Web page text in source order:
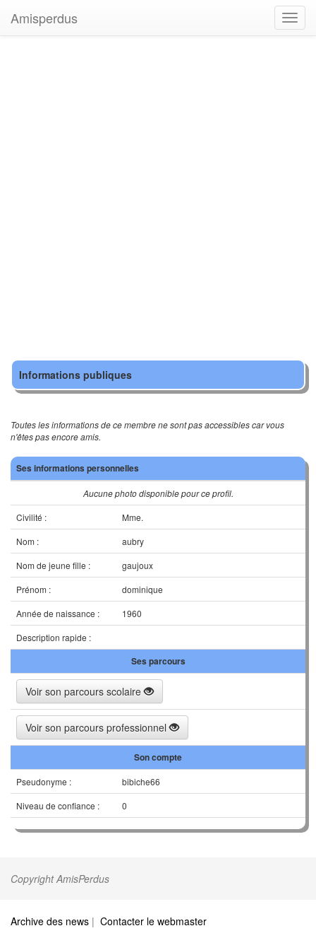
Amisperdus
Informations publiques
Toutes les informations de ce membre ne sont pas accessibles car vous
n'êtes pas encore amis.
Ses informations personnelles
Aucune photo disponible pour ce profil.
Civilité :
Mme.
Nom :
aubry
Nom de jeune fille :
gaujoux
Prénom :
dominique
Année de naissance :
1960
Description rapide :
Ses parcours
Voir son parcours scolaire
Voir son parcours professionnel
Son compte
Pseudonyme :
bibiche66
Niveau de confiance :
0
Copyright AmisPerdus
Archive des news | Contacter le webmaster